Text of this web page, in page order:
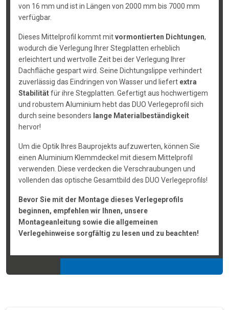
von 16 mm und ist in Längen von 2000 mm bis 7000 mm
verfügbar.
Dieses Mittelprofil kommt mitvormontierten Dichtungen,
wodurch die Verlegung Ihrer Stegplatten erheblich
erleichtert und wertvolle Zeit bei der Verlegung Ihrer
Dachfläche gespart wird. Seine Dichtungslippe verhindert
zuverlässig das Eindringen von Wasser und liefert extra
Stabilitätfür ihre Stegplatten. Gefertigt aus hochwertigem
und robustem Aluminium hebt das DUO Verlegeprofil sich
durch seine besonders lange Materialbeständigkeit
hervor!
Um die Optik Ihres Bauprojekts aufzuwerten, können Sie
einen Aluminium Klemmdeckel mit diesem Mittelprofil
verwenden. Diese verdecken die Verschraubungen und
vollenden das optische Gesamtbild des DUO Verlegeprofils!
Bevor Sie mit der Montage dieses Verlegeprofils
beginnen, empfehlen wir Ihnen, unsere
Montageanleitung sowie die allgemeinen
Verlegehinweise sorgfältig zu lesen und zu beachten!